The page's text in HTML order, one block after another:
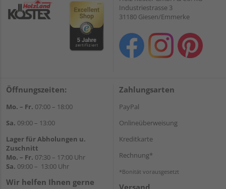
Industriestrasse 3
31180 Giesen/Emmerke
Öffnungszeiten:
Mo. – Fr. 07:00 – 18:00
Sa. 09:00 – 13:00
Lager für Abholungen u.
Zuschnitt
Mo. – Fr. 07:30 – 17:00 Uhr
Sa. 09:00 – 13:00 Uhr
Wir helfen Ihnen gerne
Zahlungsarten
PayPal
Onlineüberweisung
Kreditkarte
Rechnung*
*Bonität vorausgesetzt